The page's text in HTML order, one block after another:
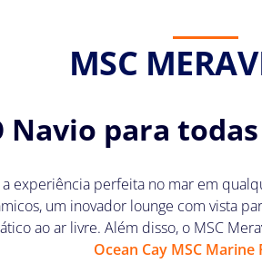
MSC
Navio para
experiência perfeita no mar em
um inovador lounge com vista
ao ar livre. Além disso, o MSC
Ocean Cay MSC Marine